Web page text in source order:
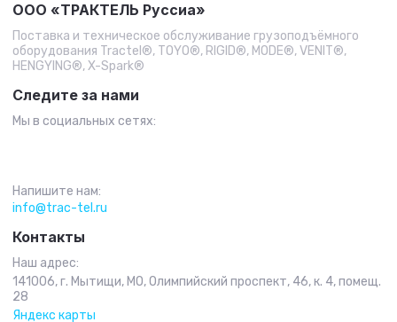
ООО «ТРАКТЕЛЬ Руссиа»
Поставка и техническое обслуживание грузоподъёмного
оборудования Tractel®, TOYO®, RIGID®, MODE®, VENIT®,
HENGYING®, X-Spark®
Следите за нами
Мы в социальных сетях:
Напишите нам:
info@trac-tel.ru
Контакты
Наш адрес:
141006, г. Мытищи, МО, Олимпийский проспект, 46, к. 4, помещ.
28
Яндекс карты